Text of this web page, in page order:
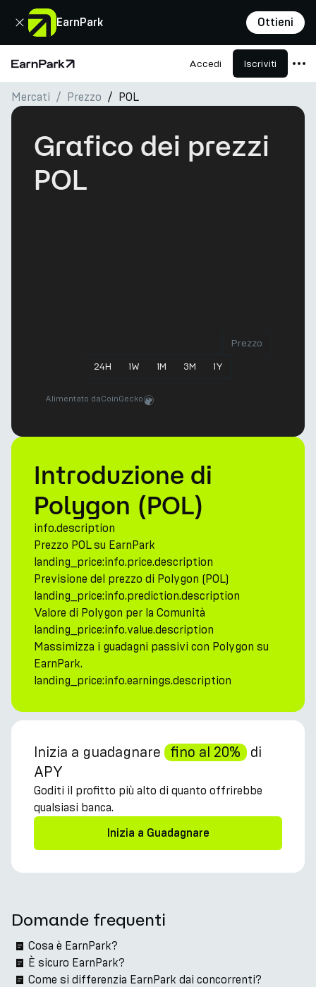
EarnPark Ottieni
Chiudi
Pagina principale Accedi Iscriviti
Prodotti
Mercati
Calcolatori
PARK Token
Mercati Prezzo POL
Grafico dei prezzi
POL
24H 1W 1M 3M 1Y
Prezzo
Alimentato daCoinGecko
Introduzione di
Polygon (POL)
info.description
Prezzo POL su EarnPark
landing_price:info.price.description
Previsione del prezzo di Polygon (POL)
landing_price:info.prediction.description
Valore di Polygon per la Comunità
landing_price:info.value.description
Massimizza i guadagni passivi con Polygon su
EarnPark.
landing_price:info.earnings.description
Inizia a guadagnare fino al 20%
di
APY
Goditi il profitto più alto di quanto offrirebbe
qualsiasi banca.
Inizia a Guadagnare
Domande frequenti
Cosa è EarnPark?
È sicuro EarnPark?
Come si differenzia EarnPark dai concorrenti?